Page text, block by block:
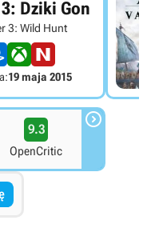
Dziki Gon
3: Wild Hunt
19 maja 2015
9.3
OpenCritic
